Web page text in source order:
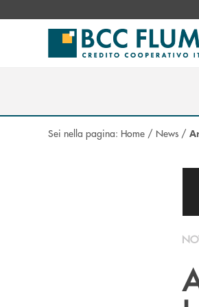
Sei nella pagina: Home / News /